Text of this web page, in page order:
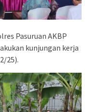
Pasuruan AKBP
kunjungan kerja
25).